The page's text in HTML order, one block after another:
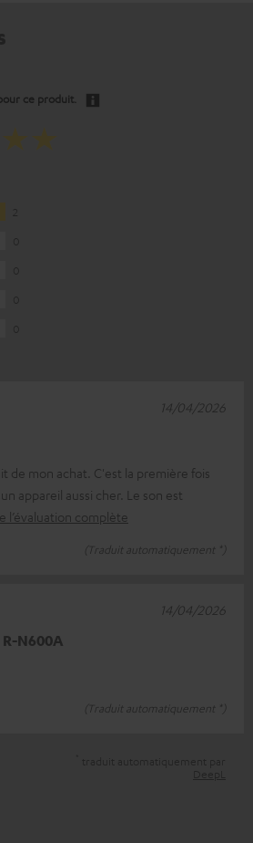
ce produit.
de mon achat. C'est la première fois
appareil aussi cher. Le son est
l’évaluation complète
(Traduit automatiquement *)
14/04/2026
R-N600A
(Traduit automatiquement *)
14/04/2026